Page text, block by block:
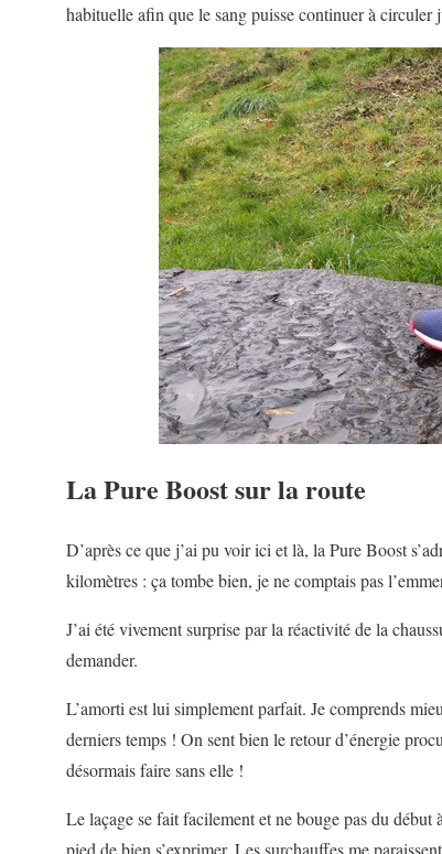
habituelle afin que le sang puisse continuer à circuler
La Pure Boost sur la route
D’après ce que j’ai pu voir ici et là, la Pure Boost
kilomètres : ça tombe bien, je ne comptais pas
J’ai été vivement surprise par la réactivité de la
demander.
L’amorti est lui simplement parfait. Je comprends
derniers temps ! On sent bien le retour d’énergie
désormais faire sans elle !
Le laçage se fait facilement et ne bouge pas du
pied de bien s’exprimer. Les surchauffes me